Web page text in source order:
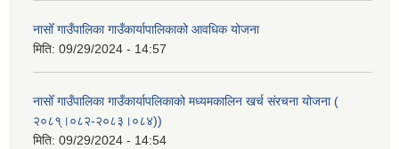
नासोँ गाउँपालिका गाउँकार्यापालिकाको आवधिक योजना
मिति: 09/29/2024 - 14:57
नासोँ गाउँपालिका गाउँकार्यापलिकाको मध्यमकालिन खर्च संरचना योजना (
२०८१्।०८२-२०८३।०८४))
मिति: 09/29/2024 - 14:54